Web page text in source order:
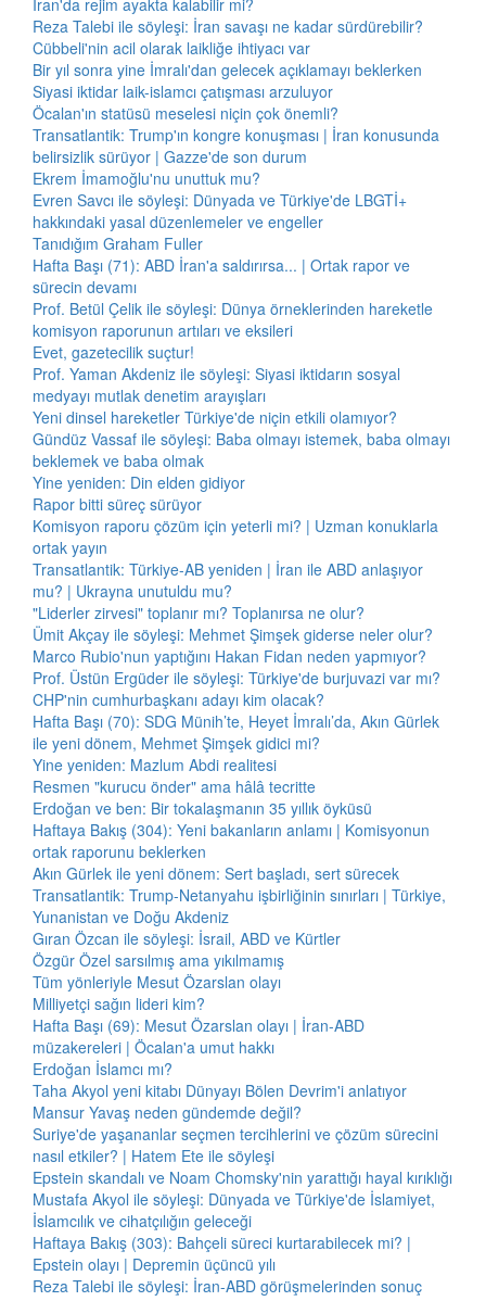
İran'da rejim ayakta kalabilir mi?
Reza Talebi ile söyleşi: İran savaşı ne kadar sürdürebilir?
Cübbeli'nin acil olarak laikliğe ihtiyacı var
Bir yıl sonra yine İmralı'dan gelecek açıklamayı beklerken
Siyasi iktidar laik-islamcı çatışması arzuluyor
Öcalan'ın statüsü meselesi niçin çok önemli?
Transatlantik: Trump'ın kongre konuşması | İran konusunda
belirsizlik sürüyor | Gazze'de son durum
Ekrem İmamoğlu'nu unuttuk mu?
Evren Savcı ile söyleşi: Dünyada ve Türkiye'de LBGTİ+
hakkındaki yasal düzenlemeler ve engeller
Tanıdığım Graham Fuller
Hafta Başı (71): ABD İran'a saldırırsa... | Ortak rapor ve
sürecin devamı
Prof. Betül Çelik ile söyleşi: Dünya örneklerinden hareketle
komisyon raporunun artıları ve eksileri
Evet, gazetecilik suçtur!
Prof. Yaman Akdeniz ile söyleşi: Siyasi iktidarın sosyal
medyayı mutlak denetim arayışları
Yeni dinsel hareketler Türkiye'de niçin etkili olamıyor?
Gündüz Vassaf ile söyleşi: Baba olmayı istemek, baba olmayı
beklemek ve baba olmak
Yine yeniden: Din elden gidiyor
Rapor bitti süreç sürüyor
Komisyon raporu çözüm için yeterli mi? | Uzman konuklarla
ortak yayın
Transatlantik: Türkiye-AB yeniden | İran ile ABD anlaşıyor
mu? | Ukrayna unutuldu mu?
"Liderler zirvesi" toplanır mı? Toplanırsa ne olur?
Ümit Akçay ile söyleşi: Mehmet Şimşek giderse neler olur?
Marco Rubio'nun yaptığını Hakan Fidan neden yapmıyor?
Prof. Üstün Ergüder ile söyleşi: Türkiye'de burjuvazi var mı?
CHP'nin cumhurbaşkanı adayı kim olacak?
Hafta Başı (70): SDG Münih’te, Heyet İmralı’da, Akın Gürlek
ile yeni dönem, Mehmet Şimşek gidici mi?
Yine yeniden: Mazlum Abdi realitesi
Resmen "kurucu önder" ama hâlâ tecritte
Erdoğan ve ben: Bir tokalaşmanın 35 yıllık öyküsü
Haftaya Bakış (304): Yeni bakanların anlamı | Komisyonun
ortak raporunu beklerken
Akın Gürlek ile yeni dönem: Sert başladı, sert sürecek
Transatlantik: Trump-Netanyahu işbirliğinin sınırları | Türkiye,
Yunanistan ve Doğu Akdeniz
Gıran Özcan ile söyleşi: İsrail, ABD ve Kürtler
Özgür Özel sarsılmış ama yıkılmamış
Tüm yönleriyle Mesut Özarslan olayı
Milliyetçi sağın lideri kim?
Hafta Başı (69): Mesut Özarslan olayı | İran-ABD
müzakereleri | Öcalan'a umut hakkı
Erdoğan İslamcı mı?
Taha Akyol yeni kitabı Dünyayı Bölen Devrim'i anlatıyor
Mansur Yavaş neden gündemde değil?
Suriye'de yaşananlar seçmen tercihlerini ve çözüm sürecini
nasıl etkiler? | Hatem Ete ile söyleşi
Epstein skandalı ve Noam Chomsky'nin yarattığı hayal kırıklığı
Mustafa Akyol ile söyleşi: Dünyada ve Türkiye'de İslamiyet,
İslamcılık ve cihatçılığın geleceği
Haftaya Bakış (303): Bahçeli süreci kurtarabilecek mi? |
Epstein olayı | Depremin üçüncü yılı
Reza Talebi ile söyleşi: İran-ABD görüşmelerinden sonuç